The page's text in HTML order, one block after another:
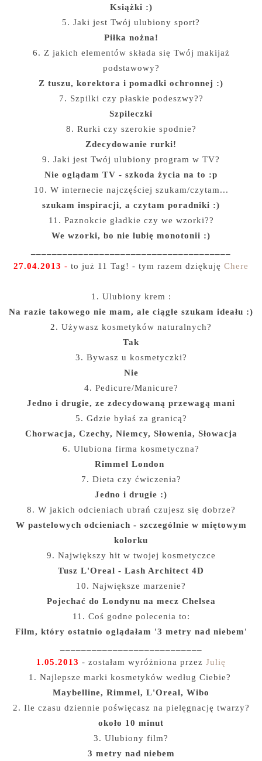
Książki :)
5. Jaki jest Twój ulubiony sport?
Piłka nożna!
6. Z jakich elementów składa się Twój makijaż
podstawowy?
Z tuszu, korektora i pomadki ochronnej :)
7. Szpilki czy płaskie podeszwy??
Szpileczki
8. Rurki czy szerokie spodnie?
Zdecydowanie rurki!
9. Jaki jest Twój ulubiony program w TV?
Nie oglądam TV - szkoda życia na to :p
10. W internecie najczęściej szukam/czytam...
szukam inspiracji, a czytam poradniki :)
11. Paznokcie gładkie czy we wzorki??
We wzorki, bo nie lubię monotonii :)
27.04.2013 - to już 11 Tag! - tym razem dziękuję Chere
1. Ulubiony krem :
Na razie takowego nie mam, ale ciągle szukam ideału :)
2. Używasz kosmetyków naturalnych?
Tak
3. Bywasz u kosmetyczki?
Nie
4. Pedicure/Manicure?
Jedno i drugie, ze zdecydowaną przewagą mani
5. Gdzie byłaś za granicą?
Chorwacja, Czechy, Niemcy, Słowenia, Słowacja
6. Ulubiona firma kosmetyczna?
Rimmel London
7. Dieta czy ćwiczenia?
Jedno i drugie :)
8. W jakich odcieniach ubrań czujesz się dobrze?
W pastelowych odcieniach - szczególnie w miętowym
kolorku
9. Największy hit w twojej kosmetyczce
Tusz L'Oreal - Lash Architect 4D
10. Największe marzenie?
Pojechać do Londynu na mecz Chelsea
11. Coś godne polecenia to:
Film, który ostatnio oglądałam '3 metry nad niebem'
1.05.2013 - zostałam wyróżniona przez Julię
1. Najlepsze marki kosmetyków według Ciebie?
Maybelline, Rimmel, L'Oreal, Wibo
2. Ile czasu dziennie poświęcasz na pielęgnację twarzy?
około 10 minut
3. Ulubiony film?
3 metry nad niebem